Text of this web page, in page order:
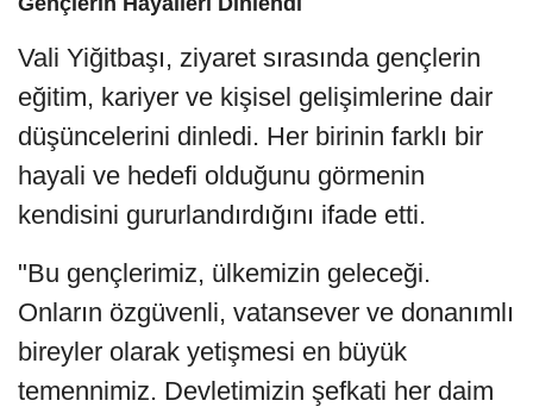
Vali Yiğitbaşı, ziyaret sırasında gençlerin
eğitim, kariyer ve kişisel gelişimlerine dair
düşüncelerini dinledi. Her birinin farklı bir
hayali ve hedefi olduğunu görmenin
kendisini gururlandırdığını ifade etti.
"Bu gençlerimiz, ülkemizin geleceği.
Onların özgüvenli, vatansever ve donanımlı
bireyler olarak yetişmesi en büyük
temennimiz. Devletimizin şefkati her daim